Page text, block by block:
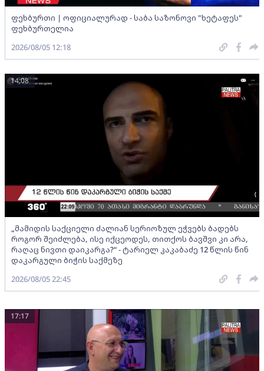
ფეხბურთი | ოფიციალურად - საბა საზონოვი "ხეტაფეს"
ფეხბურთელია
2026/08/05 12:18
„მამიდის საქციელი ძალიან სერიოზულ ეჭვებს ბადებს
როგორ შეიძლება, ისე იქცეოდეს, თითქოს ბავშვი კი არა,
რაღაც ნივთი დაიკარგა?“ - ტარიელ კაკაბაძე 12 წლის წინ
დაკარგული ბიჭის საქმეზე
14:08
2026/08/05 22:45
17:17